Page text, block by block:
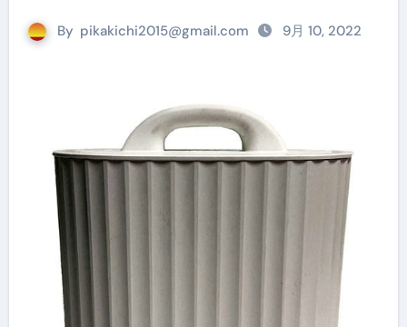
By pikakichi2015@gmail.com 9月 10, 2022